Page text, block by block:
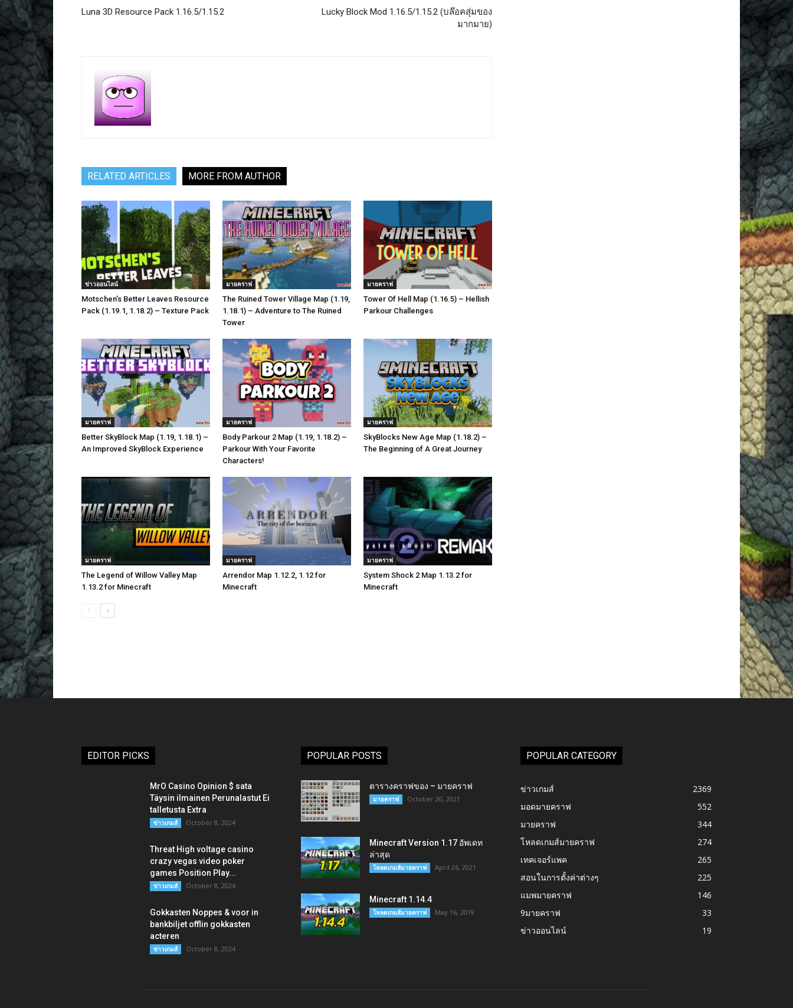
Luna 3D Resource Pack 1.16.5/1.15.2
Lucky Block Mod 1.16.5/1.15.2 (บล๊อคสุ่มของ
มากมาย)
RELATED ARTICLES MORE FROM AUTHOR
ข่าวออนไลน์
Motschen’s Better Leaves Resource
Pack (1.19.1, 1.18.2) – Texture Pack
มายคราฟ
The Ruined Tower Village Map (1.19,
1.18.1) – Adventure to The Ruined
Tower
มายคราฟ
Tower Of Hell Map (1.16.5) – Hellish
Parkour Challenges
มายคราฟ
Better SkyBlock Map (1.19, 1.18.1) –
An Improved SkyBlock Experience
มายคราฟ
Body Parkour 2 Map (1.19, 1.18.2) –
Parkour With Your Favorite
Characters!
มายคราฟ
SkyBlocks New Age Map (1.18.2) –
The Beginning of A Great Journey
มายคราฟ
The Legend of Willow Valley Map
1.13.2 for Minecraft
มายคราฟ
Arrendor Map 1.12.2, 1.12 for
Minecraft
มายคราฟ
System Shock 2 Map 1.13.2 for
Minecraft
EDITOR PICKS
MrO Casino Opinion $ sata
Täysin ilmainen Perunalastut Ei
talletusta Extra
ข่าวเกมส์ October 8, 2024
Threat High voltage casino
crazy vegas video poker
games Position Play...
ข่าวเกมส์ October 8, 2024
Gokkasten Noppes & voor in
bankbiljet offlin gokkasten
acteren
ข่าวเกมส์ October 8, 2024
POPULAR POSTS
ตารางคราฟของ – มายคราฟ
มายคราฟ October 20, 2021
Minecraft Version 1.17 อัพเดท
ล่าสุด
โหลดเกมส์มายคราฟ April 26, 2021
Minecraft 1.14.4
โหลดเกมส์มายคราฟ May 16, 2019
POPULAR CATEGORY
ข่าวเกมส์
2369
มอดมายคราฟ
552
มายคราฟ
344
โหลดเกมส์มายคราฟ
274
เทคเจอร์แพค
265
สอนในการตั้งค่าต่างๆ
225
แมพมายคราฟ
146
9มายคราฟ
33
ข่าวออนไลน์
19